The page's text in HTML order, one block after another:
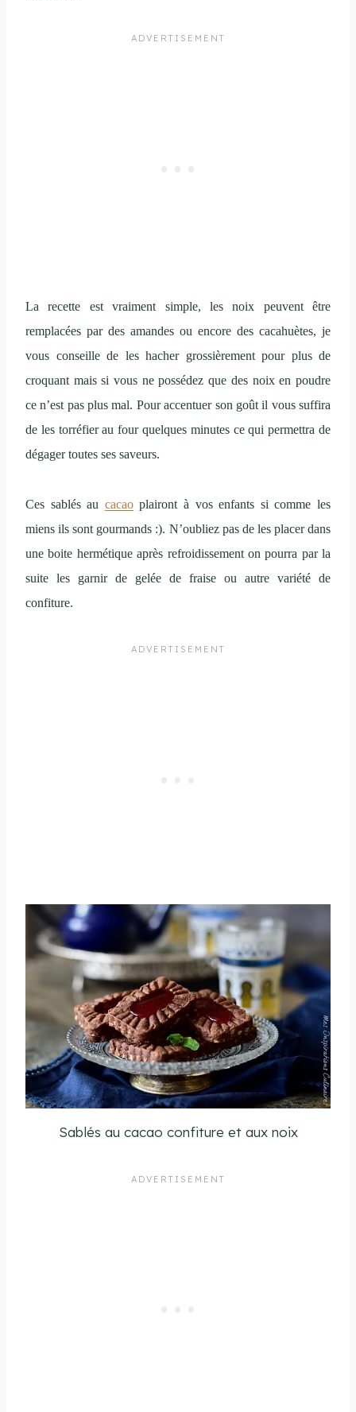
La recette est vraiment simple, les noix peuvent être
remplacées par des amandes ou encore des cacahuètes, je
vous conseille de les hacher grossièrement pour plus de
croquant mais si vous ne possédez que des noix en poudre
ce n’est pas plus mal. Pour accentuer son goût il vous suffira
de les torréfier au four quelques minutes ce qui permettra de
dégager toutes ses saveurs.
Ces sablés au cacaoplairont à vos enfants si comme les
miens ils sont gourmands :). N’oubliez pas de les placer dans
une boite hermétique après refroidissement on pourra par la
suite les garnir de gelée de fraise ou autre variété de
confiture.
Sablés au cacao confiture et aux noix